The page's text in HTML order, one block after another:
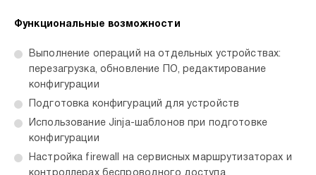
Функциональные возможности
Выполнение операций на отдельных устройствах:
перезагрузка, обновление ПО, редактирование
конфигурации
Подготовка конфигураций для устройств
Использование Jinja-шаблонов при подготовке
конфигурации
Настройка firewall на сервисных маршрутизаторах и
контроллерах беспроводного доступа